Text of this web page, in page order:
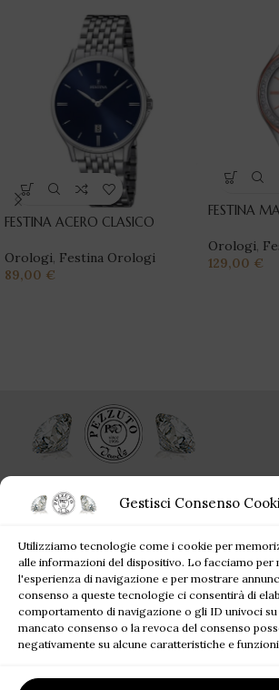
Gestisci Consenso
Utilizziamo tecnologie come i cookie per
alle informazioni del dispositivo. Lo facciamo per
l'esperienza di navigazione e per mostrare
consenso a queste tecnologie ci consentirà di
comportamento di navigazione o gli ID univoci
mancato consenso o la revoca del consenso
negativamente su alcune caratteristiche e
FESTINA ACERO CLASICO
Orologi, Festina Orologi
89,00 €
FESTINA
Orologi,
129,00 €
Ogni singolo gioiello acquistato da Pezzuto
Tel: +39 081 81 81 945
Mail: pezzutofrancesco21@gmail.com
JEWELS BLOG